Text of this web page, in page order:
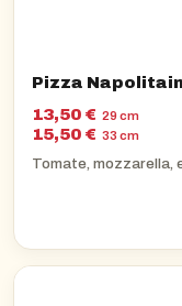
Pizza
13,50 € 29 cm
15,50 € 33 cm
Tomate, mozzarella,